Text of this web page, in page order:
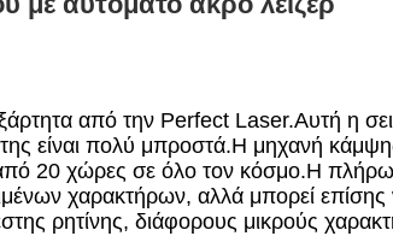
από την Perfect Laser.Αυτή η
είναι πολύ μπροστά.Η μηχανή
από 20 χώρες σε όλο τον κόσμο.Η
χαρακτήρων, αλλά μπορεί επίσης
ρητίνης, διάφορους μικρούς